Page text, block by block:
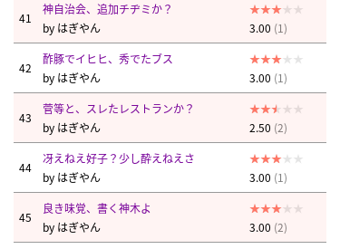
41
神自治会、追加チヂミか？
by はぎやん 3.00 (1)
42
酢豚でイヒヒ、秀でたブス
by はぎやん 3.00 (1)
43
菅等と、スレたレストランか？
by はぎやん 2.50 (2)
44
冴えねえ好子？少し酔えねえさ
by はぎやん 3.00 (1)
45
良き味覚、書く神木よ
by はぎやん 3.00 (2)